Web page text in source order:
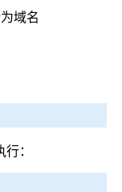
域名
：